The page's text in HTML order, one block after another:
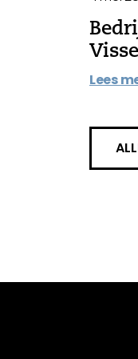
Lees